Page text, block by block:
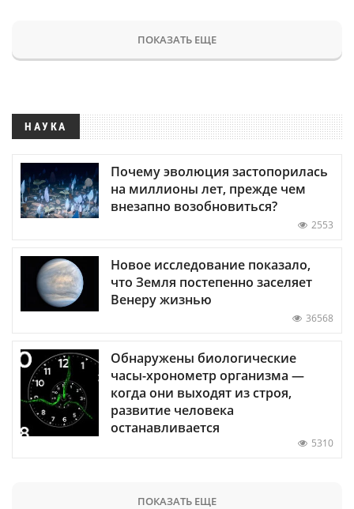
ПОКАЗАТЬ ЕЩЕ
НАУКА
Почему эволюция застопорилась
на миллионы лет, прежде чем
внезапно возобновиться?
2553
Новое исследование показало,
что Земля постепенно заселяет
Венеру жизнью
36568
Обнаружены биологические
часы-хронометр организма —
когда они выходят из строя,
развитие человека
останавливается
5310
ПОКАЗАТЬ ЕЩЕ